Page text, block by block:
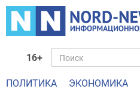
16+
ПОЛИТИКА ЭКОНОМИКА